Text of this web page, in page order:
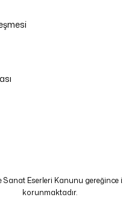
Eserleri Kanunu
korunmaktadır.